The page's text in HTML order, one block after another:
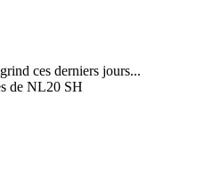
ces derniers jours...
de NL20 SH